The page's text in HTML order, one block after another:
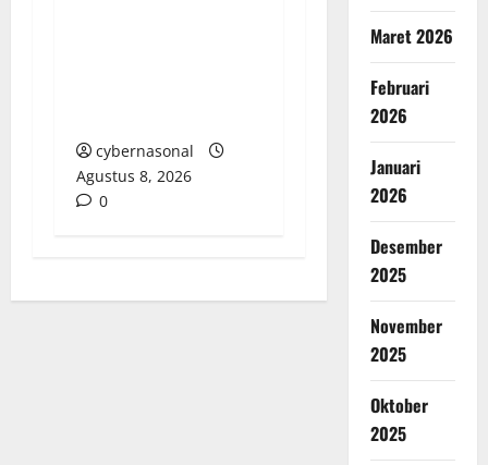
cybernasonal
Agustus 8, 2026
0
Maret 2026
Februari
2026
Januari
2026
Desember
2025
November
2025
Oktober
2025